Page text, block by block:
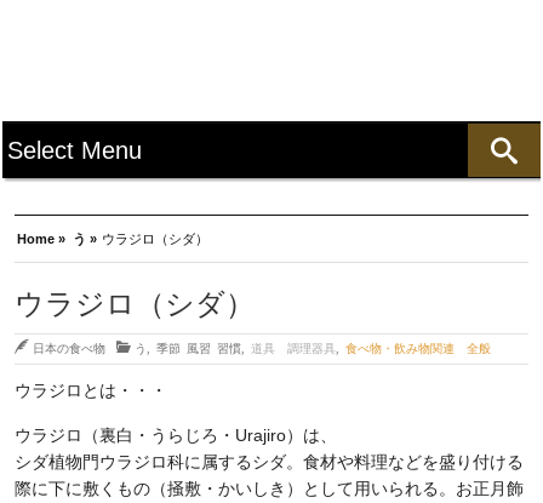
Home » う » ウラジロ（シダ）
ウラジロ（シダ）
日本の食べ物 う 季節 風習 習慣 道具 調理器具 食べ物・飲み物関連 全般
ウラジロとは・・・
ウラジロ（裏白・うらじろ・Urajiro）は、
シダ植物門ウラジロ科に属するシダ。食材や料理などを盛り付ける
際に下に敷くもの（掻敷・かいしき）として用いられる。お正月飾